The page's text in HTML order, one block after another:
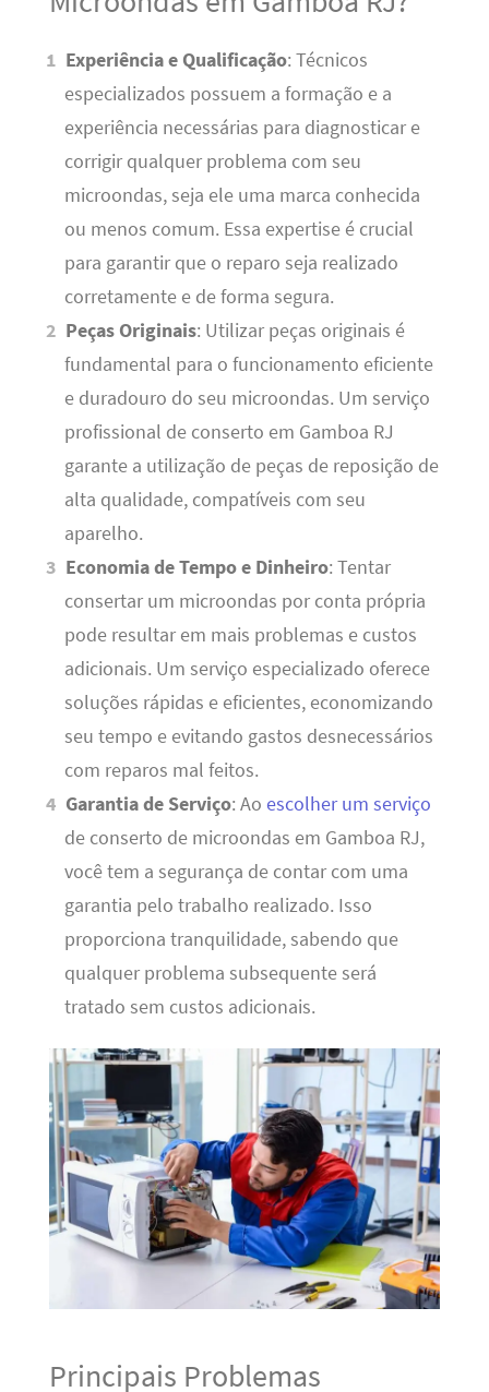
Experiência e Qualificação: Técnicos
especializados possuem a formação e a
experiência necessárias para diagnosticar e
corrigir qualquer problema com seu
microondas, seja ele uma marca conhecida
ou menos comum. Essa expertise é crucial
para garantir que o reparo seja realizado
corretamente e de forma segura.
Peças Originais: Utilizar peças originais é
fundamental para o funcionamento eficiente
e duradouro do seu microondas. Um serviço
profissional de conserto em Gamboa RJ
garante a utilização de peças de reposição de
alta qualidade, compatíveis com seu
aparelho.
Economia de Tempo e Dinheiro: Tentar
consertar um microondas por conta própria
pode resultar em mais problemas e custos
adicionais. Um serviço especializado oferece
soluções rápidas e eficientes, economizando
seu tempo e evitando gastos desnecessários
com reparos mal feitos.
Garantia de Serviço: Aoescolher um serviço
de conserto de microondas em Gamboa RJ,
você tem a segurança de contar com uma
garantia pelo trabalho realizado. Isso
proporciona tranquilidade, sabendo que
qualquer problema subsequente será
tratado sem custos adicionais.
Principais Problemas